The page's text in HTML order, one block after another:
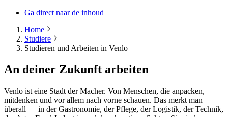
Ga direct naar de inhoud
Home
Studiere
Studieren und Arbeiten in Venlo
An deiner Zukunft arbeiten
Venlo ist eine Stadt der Macher. Von Menschen, die anpacken,
mitdenken und vor allem nach vorne schauen. Das merkt man
überall — in der Gastronomie, der Pflege, der Logistik, der Technik,